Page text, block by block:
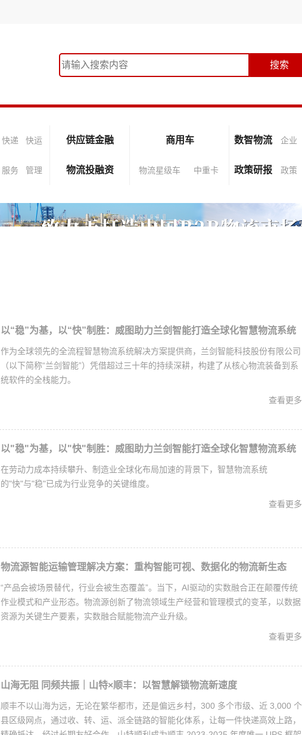
快递 快运 供应链金融 商用车 数智物流 企业
服务 管理 物流投融资 物流星级车 中重卡 政策研报 政策
以“稳”为基，以“快”制胜：威图助力兰剑智能打造全球化智慧物流系统
作为全球领先的全流程智慧物流系统解决方案提供商，兰剑智能科技股份有限公司
（以下简称“兰剑智能”）凭借超过三十年的持续深耕，构建了从核心物流装备到系
统软件的全栈能力。
查看更多
以"稳"为基，以"快"制胜：威图助力兰剑智能打造全球化智慧物流系统
在劳动力成本持续攀升、制造业全球化布局加速的背景下，智慧物流系统
的"快"与"稳"已成为行业竞争的关键维度。
查看更多
物流源智能运输管理解决方案：重构智能可视、数据化的物流新生态
“产品会被场景替代，行业会被生态覆盖”。当下，AI驱动的实数融合正在颠覆传统
作业模式和产业形态。物流源创新了物流领域生产经营和管理模式的变革，以数据
资源为关键生产要素，实数融合赋能物流产业升级。
查看更多
​山海无阻 同频共振｜山特×顺丰：以智慧解锁物流新速度
顺丰不以山海为远，无论在繁华都市，还是偏远乡村，300 多个市级、近 3,000 个
县区级网点，通过收、转、运、派全链路的智能化体系，让每一件快递高效上路，